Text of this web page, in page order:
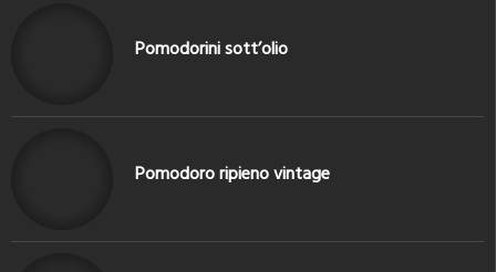
Pomodorini sott’olio
Pomodoro ripieno vintage